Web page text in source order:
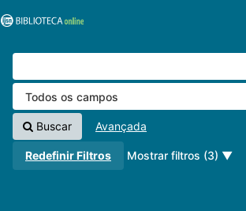
VuFind
Buscar Avançada
Redefinir Filtros Mostrar filtros (3)